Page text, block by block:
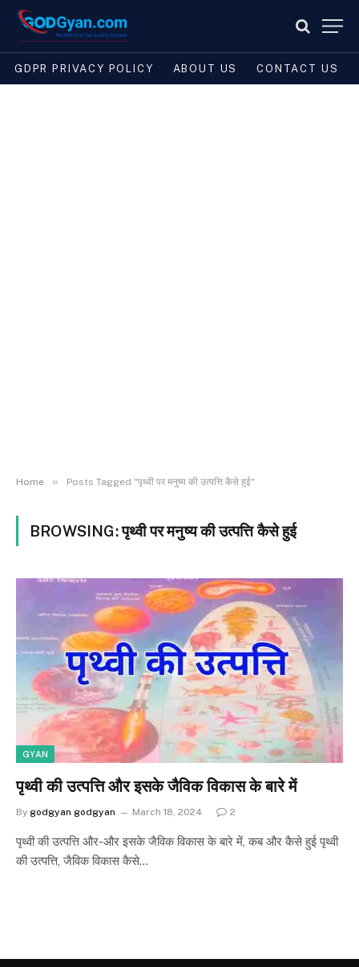
GDPR PRIVACY POLICY ABOUT US CONTACT US
Home » Posts Tagged "पृथ्वी पर मनुष्य की उत्पत्ति कैसे हुई"
BROWSING:पृथ्वी पर मनुष्य की उत्पत्ति कैसे हुई
GYAN
पृथ्वी की उत्पत्ति और इसके जैविक विकास के बारे में
By godgyan godgyan March 18, 2024 2
पृथ्वी की उत्पत्ति और-और इसके जैविक विकास के बारे में, कब और कैसे हुई पृथ्वी
की उत्पत्ति, जैविक विकास कैसे…